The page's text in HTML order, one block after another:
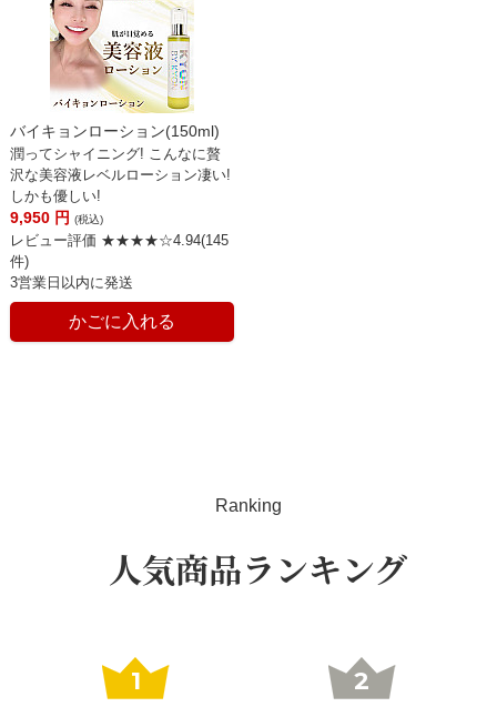
バイキョンローション(150ml)
潤ってシャイニング! こんなに贅
沢な美容液レベルローション凄い!
しかも優しい!
9,950 円 (税込)
レビュー評価 ★★★★☆4.94(145
件)
3営業日以内に発送
かごに入れる
Ranking
人気商品ランキング
1 2